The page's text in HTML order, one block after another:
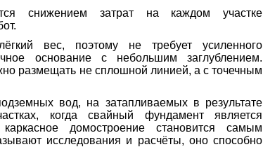
снижением затрат на каждом участке
вес, поэтому не требует усиленного
основание с небольшим заглублением.
размещать не сплошной линией, а с точечным
вод, на затапливаемых в результате
когда свайный фундамент является
домостроение становится самым
исследования и расчёты, оно способно